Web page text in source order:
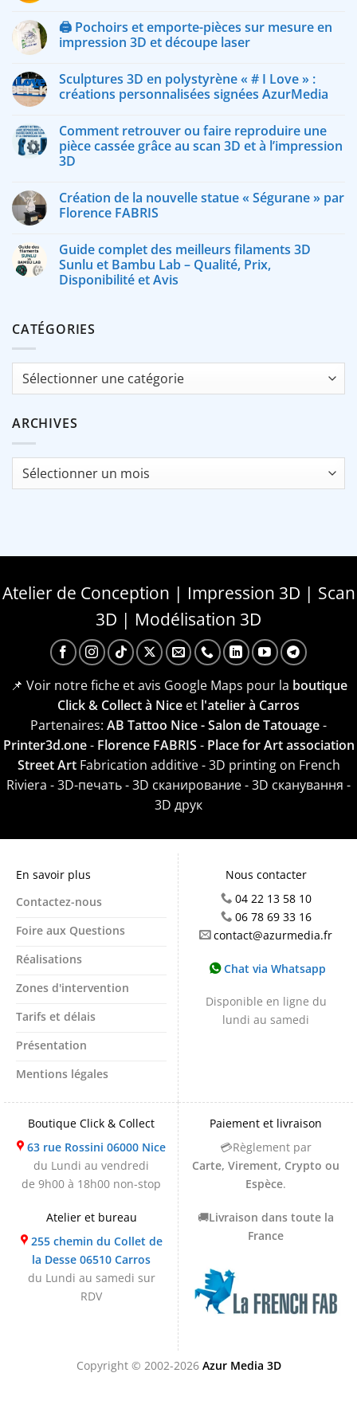
🖨️ Pochoirs et emporte-pièces sur mesure en
impression 3D et découpe laser
Sculptures 3D en polystyrène « # I Love » :
créations personnalisées signées AzurMedia
Comment retrouver ou faire reproduire une
pièce cassée grâce au scan 3D et à l’impression
3D
Création de la nouvelle statue « Ségurane » par
Florence FABRIS
Guide complet des meilleurs filaments 3D
Sunlu et Bambu Lab – Qualité, Prix,
Disponibilité et Avis
CATÉGORIES
Catégories
ARCHIVES
Archives
Atelier de Conception | Impression 3D | Scan
3D | Modélisation 3D
📌 Voir notre fiche et avis Google Maps pour la boutique
Click & Collect à Nice et l'atelier à Carros
Partenaires: AB Tattoo Nice - Salon de Tatouage-
Printer3d.one- Florence FABRIS - Place for Art association
Street ArtFabrication additive - 3D printing on French
Riviera - 3D-печать - 3D сканирование - 3D сканування -
3D друк
En savoir plus
Contactez-nous
Foire aux Questions
Réalisations
Zones d'intervention
Tarifs et délais
Présentation
Mentions légales
Nous contacter
04 22 13 58 10
06 78 69 33 16
contact@azurmedia.fr
Chat via Whatsapp
Disponible en ligne du
lundi au samedi
Boutique Click & Collect
63 rue Rossini 06000 Nice
du Lundi au vendredi
de 9h00 à 18h00 non-stop
Atelier et bureau
255 chemin du Collet de
la Desse 06510 Carros
du Lundi au samedi sur
RDV
Paiement et livraison
💳Règlement par
Carte, Virement, Crypto ou
Espèce.
🚚Livraison dans toute la
France
Copyright © 2002-2026 Azur Media 3D